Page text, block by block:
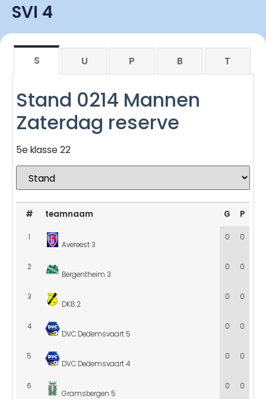
SVI 4
S U P B T
Stand 0214 Mannen
Zaterdag reserve
5e klasse 22
# teamnaam G P
1
Avereest 3
0 0
2
Bergentheim 3
0 0
3
DKB 2
0 0
4
DVC Dedemsvaart 5
0 0
5
DVC Dedemsvaart 4
0 0
6
Gramsbergen 5
0 0